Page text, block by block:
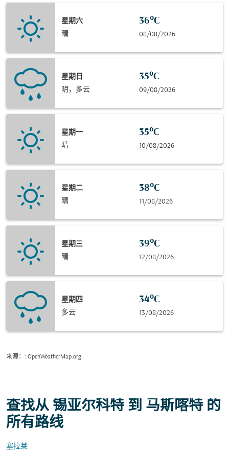
星期六
晴
36°C
08/08/2026
星期日
阴，多云
35°C
09/08/2026
星期一
晴
35°C
10/08/2026
星期二
晴
38°C
11/08/2026
星期三
晴
39°C
12/08/2026
星期四
多云
34°C
13/08/2026
来源： : OpenWeatherMap.org
查找从 锡亚尔科特 到 马斯喀特 的
所有路线
塞拉莱